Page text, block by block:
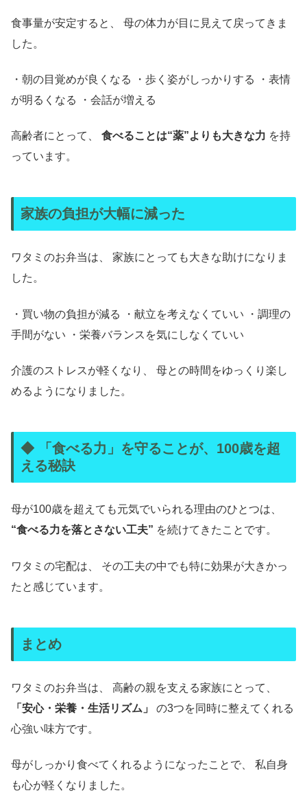
食事量が安定すると、 母の体力が目に見えて戻ってきま
した。
・朝の目覚めが良くなる ・歩く姿がしっかりする ・表情
が明るくなる ・会話が増える
高齢者にとって、 食べることは“薬”よりも大きな力 を持
っています。
家族の負担が大幅に減った
ワタミのお弁当は、 家族にとっても大きな助けになりま
した。
・買い物の負担が減る ・献立を考えなくていい ・調理の
手間がない ・栄養バランスを気にしなくていい
介護のストレスが軽くなり、 母との時間をゆっくり楽し
めるようになりました。
◆ 「食べる力」を守ることが、100歳を超
える秘訣
母が100歳を超えても元気でいられる理由のひとつは、
“食べる力を落とさない工夫” を続けてきたことです。
ワタミの宅配は、 その工夫の中でも特に効果が大きかっ
たと感じています。
まとめ
ワタミのお弁当は、 高齢の親を支える家族にとって、
「安心・栄養・生活リズム」
の3つを同時に整えてくれる
心強い味方です。
母がしっかり食べてくれるようになったことで、 私自身
も心が軽くなりました。